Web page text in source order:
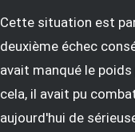
Cette situation est
deuxième échec
avait manqué le
cela, il avait pu
aujourd'hui de